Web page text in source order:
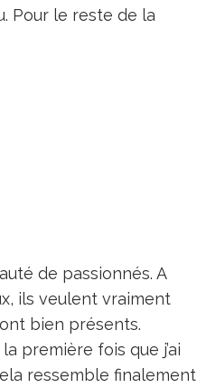
Pour le reste de la
de passionnés. A
ils veulent vraiment
bien présents.
première fois que j’ai
ressemble finalement